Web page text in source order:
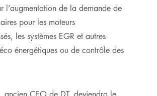
l’augmentation de la demande de
pour les moteurs
les systèmes EGR et autres
énergétiques ou de contrôle des